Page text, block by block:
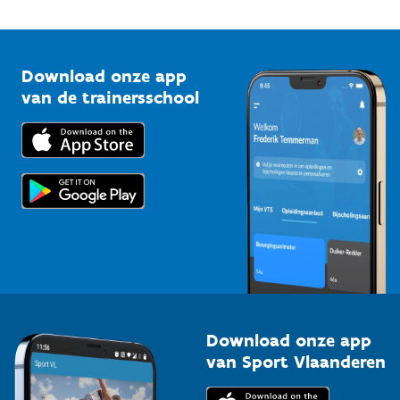
Bedrijven
Trainers en begeleiders
Topsporters
Vlaamse Trainersschool
Kennisplatform
Downloads
Voor de pers
Download onze app
van de trainersschool
Download onze app
van Sport Vlaanderen